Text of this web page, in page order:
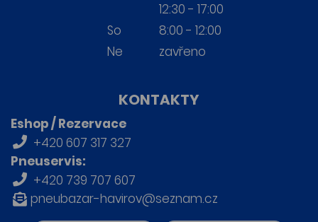
12:30 - 17:00
So
8:00 - 12:00
Ne
zavřeno
KONTAKTY
Eshop / Rezervace
+420 607 317 327
Pneuservis:
+420 739 707 607
pneubazar-havirov@seznam.cz